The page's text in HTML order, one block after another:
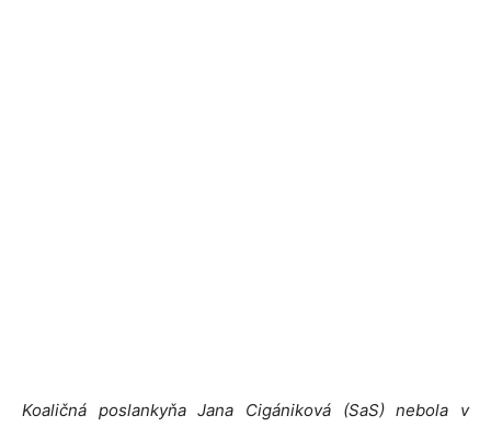
Koaličná poslankyňa Jana Cigániková (SaS) nebola v